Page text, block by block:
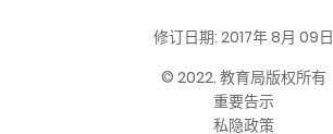
修订日期: 2017年 8月 09日
© 2022. 教育局版权所有
重要告示
私隐政策